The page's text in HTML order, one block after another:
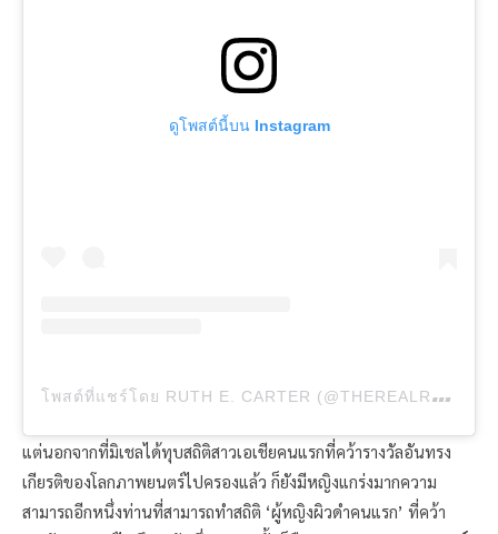
ดูโพสต์นี้บน Instagram
โ
พสต์ที่แชร์โดย RUTH E. CARTER (@THEREALRUTHECARTER)
แต่นอกจากที่มิเชลได้ทุบสถิติสาวเอเชียคนแรกที่คว้ารางวัลอันทรง
เกียรติของโลกภาพยนตร์ไปครองแล้ว ก็ยังมีหญิงแกร่งมากความ
สามารถอีกหนึ่งท่านที่สามารถทำสถิติ ‘ผู้หญิงผิวดำคนแรก’ ที่คว้า